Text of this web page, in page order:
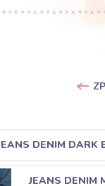
DENIM DARK
JEANS DENIM